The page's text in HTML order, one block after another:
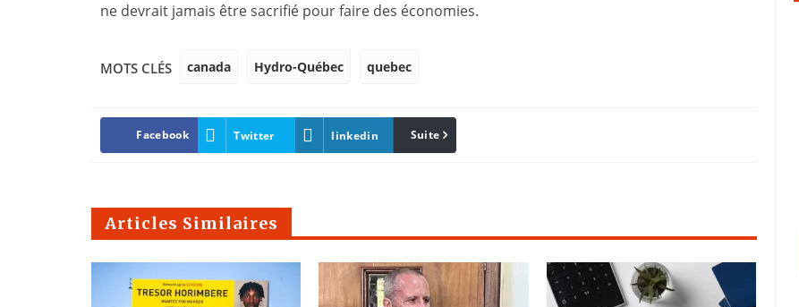
ne devrait jamais être sacrifié pour faire des économies.
MOTS CLÉS canada Hydro-Québec quebec
Facebook Twitter linkedin Pinterest
Suite
Articles Similaires